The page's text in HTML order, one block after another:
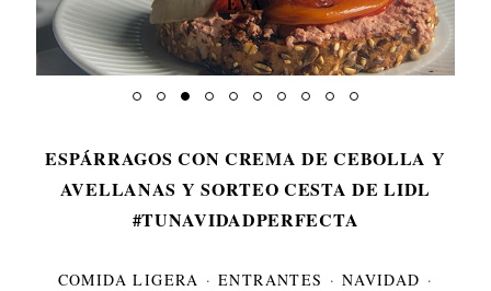
ESPÁRRAGOS CON CREMA DE CEBOLLA Y
AVELLANAS Y SORTEO CESTA DE LIDL
#TUNAVIDADPERFECTA
COMIDA LIGERA · ENTRANTES · NAVIDAD ·